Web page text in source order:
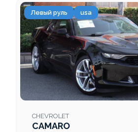
Левый руль usa
CHEVROLET
CAMARO